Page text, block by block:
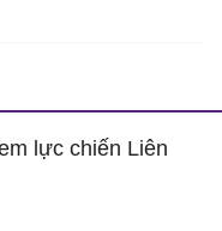
lực chiến Liên